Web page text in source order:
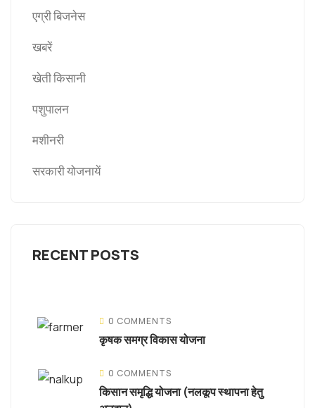
एग्री बिजनेस
खबरें
खेती किसानी
पशुपालन
मशीनरी
सरकारी योजनायें
RECENT POSTS
0 COMMENTS
कृषक समग्र विकास योजना
0 COMMENTS
किसान समृद्धि योजना (नलकूप स्थापना हेतु